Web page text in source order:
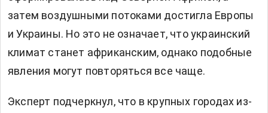
затем воздушными потоками достигла Европы
и Украины. Но это не означает, что украинский
климат станет африканским, однако подобные
явления могут повторяться все чаще.
Эксперт подчеркнул, что в крупных городах из-